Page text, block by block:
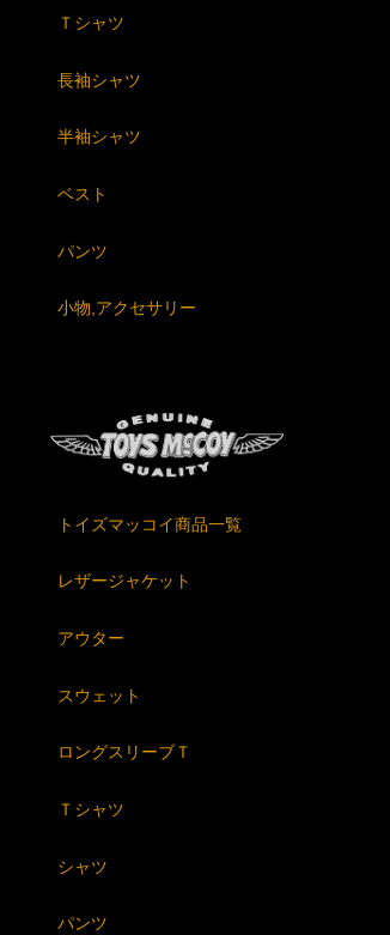
Ｔシャツ
長袖シャツ
半袖シャツ
ベスト
パンツ
小物,アクセサリー
トイズマッコイ商品一覧
レザージャケット
アウター
スウェット
ロングスリーブＴ
Ｔシャツ
シャツ
パンツ